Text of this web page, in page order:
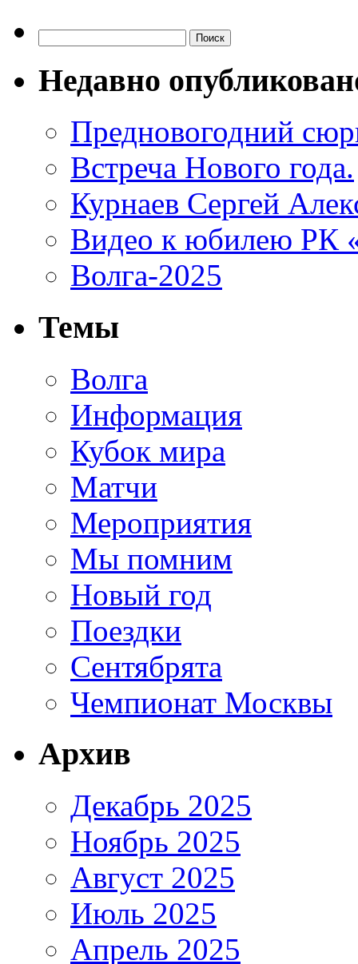
Недавно
Предновогодний
Встреча Нового года.
Курнаев Сергей
Видео к юбилею
Волга-2025
Темы
Волга
Информация
Кубок мира
Матчи
Мероприятия
Мы помним
Новый год
Поездки
Сентябрята
Чемпионат Москвы
Архив
Декабрь 2025
Ноябрь 2025
Август 2025
Июль 2025
Апрель 2025